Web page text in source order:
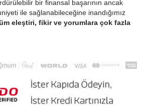
bir finansal başarının ancak
ile sağlanabileceğine inandığımız
eleştiri, fikir ve yorumlara çok fazla